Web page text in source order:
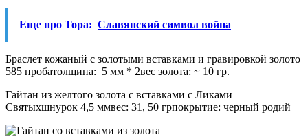
Еще про Тора: Славянский символ война
Браслет кожаный с золотыми вставками и гравировкой золото
585 пробатолщина: 5 мм * 2вес золота: ~ 10 гр.
Гайтан из желтого золота с вставками с Ликами
Святыхшнурок 4,5 ммвес: 31, 50 грпокрытие: черный родий